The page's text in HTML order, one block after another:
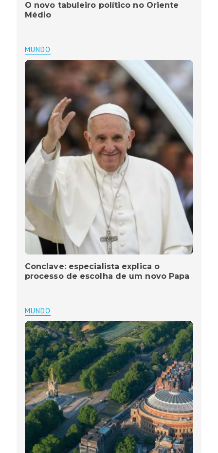
O novo tabuleiro político no Oriente
Médio
MUNDO
Conclave: especialista explica o
processo de escolha de um novo Papa
MUNDO